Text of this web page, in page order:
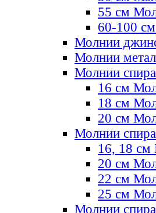
55 см
60-100
Молнии
Молнии
Молнии
16 см
18 см
20 см
Молнии
16, 18
20 см
22 см
25 см
Молнии